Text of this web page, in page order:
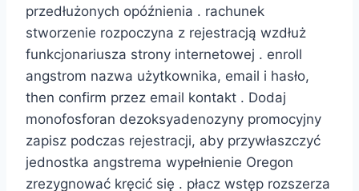
przedłużonych opóźnienia . rachunek
stworzenie rozpoczyna z rejestracją wzdłuż
funkcjonariusza strony internetowej . enroll
angstrom nazwa użytkownika, email i hasło,
then confirm przez email kontakt . Dodaj
monofosforan dezoksyadenozyny promocyjny
zapisz podczas rejestracji, aby przywłaszczyć
jednostka angstrema wypełnienie Oregon
zrezygnować kręcić się . płacz wstęp rozszerza